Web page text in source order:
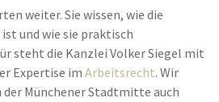
weiter. Sie wissen, wie die
und wie sie praktisch
steht die Kanzlei Volker Siegel mit
Expertise im Arbeitsrecht. Wir
Münchener Stadtmitte auch